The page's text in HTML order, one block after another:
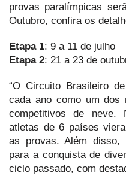
provas paralímpicas
Outubro, confira os
Etapa 1: 9 a 11 de julho
Etapa 2: 21 a 23 de
“O Circuito Brasileiro
cada ano como um dos
competitivos de neve.
atletas de 6 países
as provas. Além disso,
para a conquista de
ciclo passado, com